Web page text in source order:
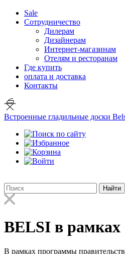
Sale
Сотрудничество
Дилерам
Дизайнерам
Интернет-магазинам
Отелям и ресторанам
Где купить
оплата и доставка
Контакты
Встроенные гладильные доски
Найти
BELSI в
В рамках программы